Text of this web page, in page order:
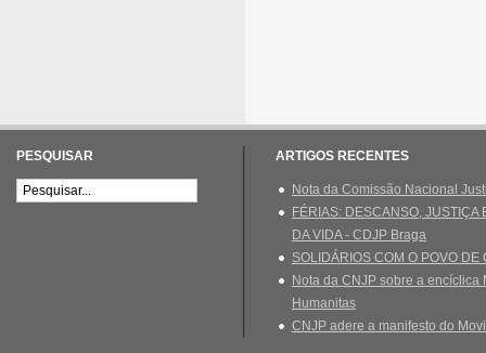
PESQUISAR ARTIGOS RECENTES
Nota da Comissão Nacional
FÉRIAS: DESCANSO, JUSTIÇA
DA VIDA - CDJP Braga
SOLIDÁRIOS COM O POVO DE
Nota da CNJP sobre a encíclica
Humanitas
CNJP adere a manifesto do